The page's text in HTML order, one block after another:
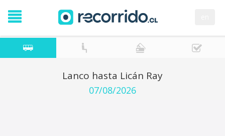
Lanco hasta Licán Ray
07/08/2026